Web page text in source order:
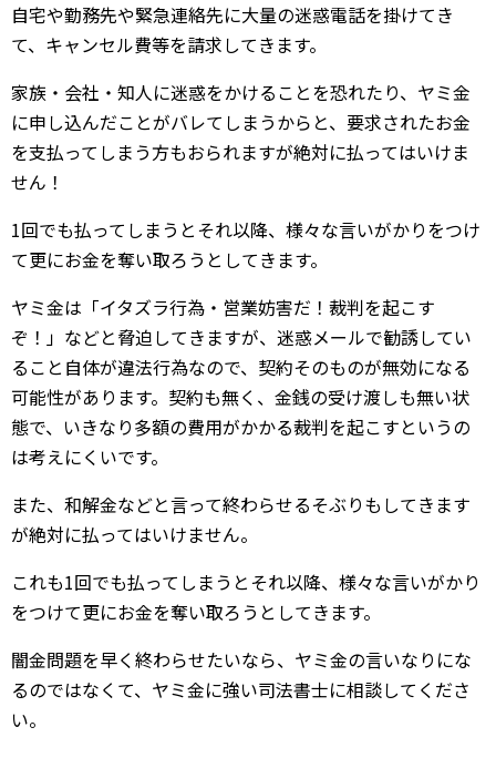
自宅や勤務先や緊急連絡先に大量の迷惑電話を掛けてき
て、キャンセル費等を請求してきます。
家族・会社・知人に迷惑をかけることを恐れたり、ヤミ金
に申し込んだことがバレてしまうからと、要求されたお金
を支払ってしまう方もおられますが絶対に払ってはいけま
せん！
1回でも払ってしまうとそれ以降、様々な言いがかりをつけ
て更にお金を奪い取ろうとしてきます。
ヤミ金は「イタズラ行為・営業妨害だ！裁判を起こす
ぞ！」などと脅迫してきますが、迷惑メールで勧誘してい
ること自体が違法行為なので、契約そのものが無効になる
可能性があります。契約も無く、金銭の受け渡しも無い状
態で、いきなり多額の費用がかかる裁判を起こすというの
は考えにくいです。
また、和解金などと言って終わらせるそぶりもしてきます
が絶対に払ってはいけません。
これも1回でも払ってしまうとそれ以降、様々な言いがかり
をつけて更にお金を奪い取ろうとしてきます。
闇金問題を早く終わらせたいなら、ヤミ金の言いなりにな
るのではなくて、ヤミ金に強い司法書士に相談してくださ
い。